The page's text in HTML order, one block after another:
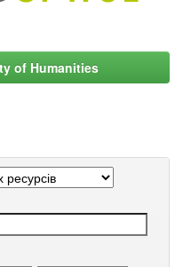
of Humanities